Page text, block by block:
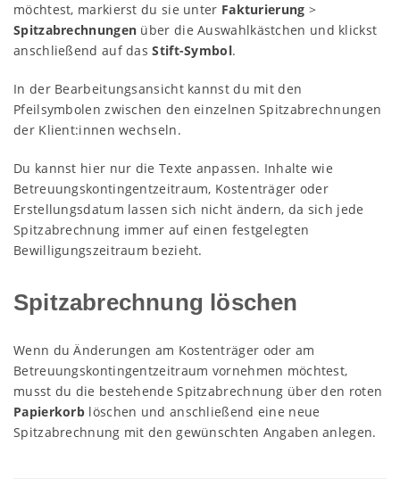
möchtest, markierst du sie unter Fakturierung >
Spitzabrechnungen über die Auswahlkästchen und klickst
anschließend auf dasStift-Symbol.
In der Bearbeitungsansicht kannst du mit den
Pfeilsymbolen zwischen den einzelnen Spitzabrechnungen
der Klient:innen wechseln.
Du kannst hier nur die Texte anpassen. Inhalte wie
Betreuungskontingentzeitraum, Kostenträger oder
Erstellungsdatum lassen sich nicht ändern, da sich jede
Spitzabrechnung immer auf einen festgelegten
Bewilligungszeitraum bezieht.
Spitzabrechnung löschen
Wenn du Änderungen am Kostenträger oder am
Betreuungskontingentzeitraum vornehmen möchtest,
musst du die bestehende Spitzabrechnung über den roten
Papierkorb löschen und anschließend eine neue
Spitzabrechnung mit den gewünschten Angaben anlegen.